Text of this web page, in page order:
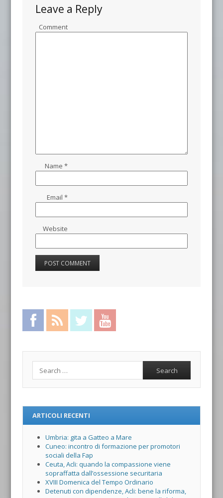
Leave a Reply
Comment
Name *
Email *
Website
Facebook RSS Feed Twitter
ARTICOLI RECENTI
Umbria: gita a Gatteo a Mare
Cuneo: incontro di formazione per promotori
sociali della Fap
Ceuta, Acli: quando la compassione viene
sopraffatta dall’ossessione securitaria
XVIII Domenica del Tempo Ordinario
Detenuti con dipendenze, Acli: bene la riforma,